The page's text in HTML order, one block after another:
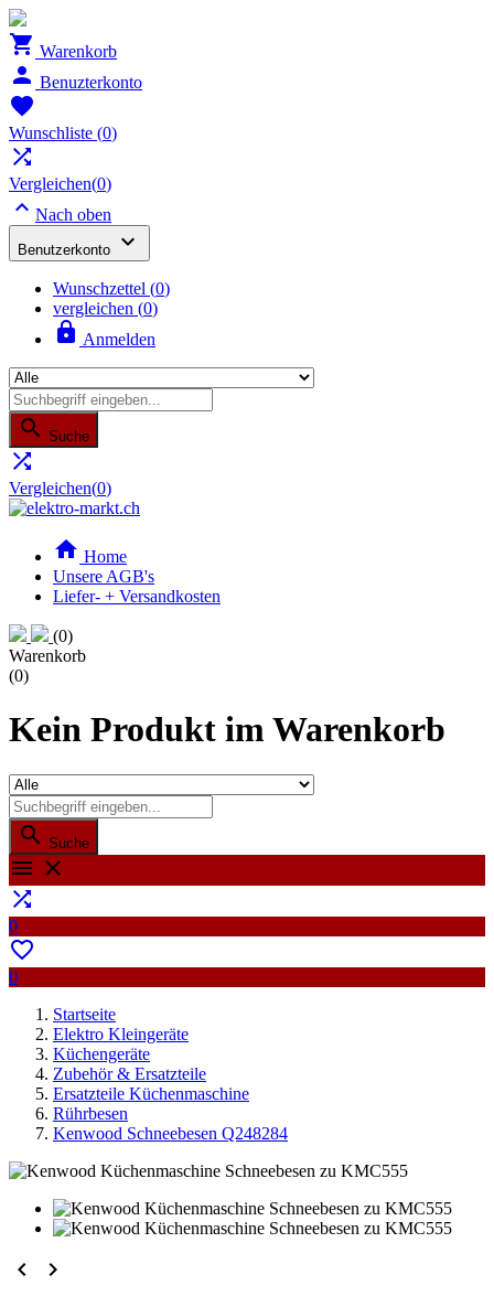
 Warenkorb
 Benuzterkonto

Wunschliste (0)

Vergleichen(0)
 Nach oben
Benutzerkonto 
Wunschzettel (0)
vergleichen (0)
 Anmelden
 Suche

Vergleichen(0)
 Home
Unsere AGB's
Liefer- + Versandkosten
(0)
Warenkorb
(0)
Kein Produkt im Warenkorb
 Suche
 

0

0
Startseite
Elektro Kleingeräte
Küchengeräte
Zubehör & Ersatzteile
Ersatzteile Küchenmaschine
Rührbesen
Kenwood Schneebesen Q248284
 